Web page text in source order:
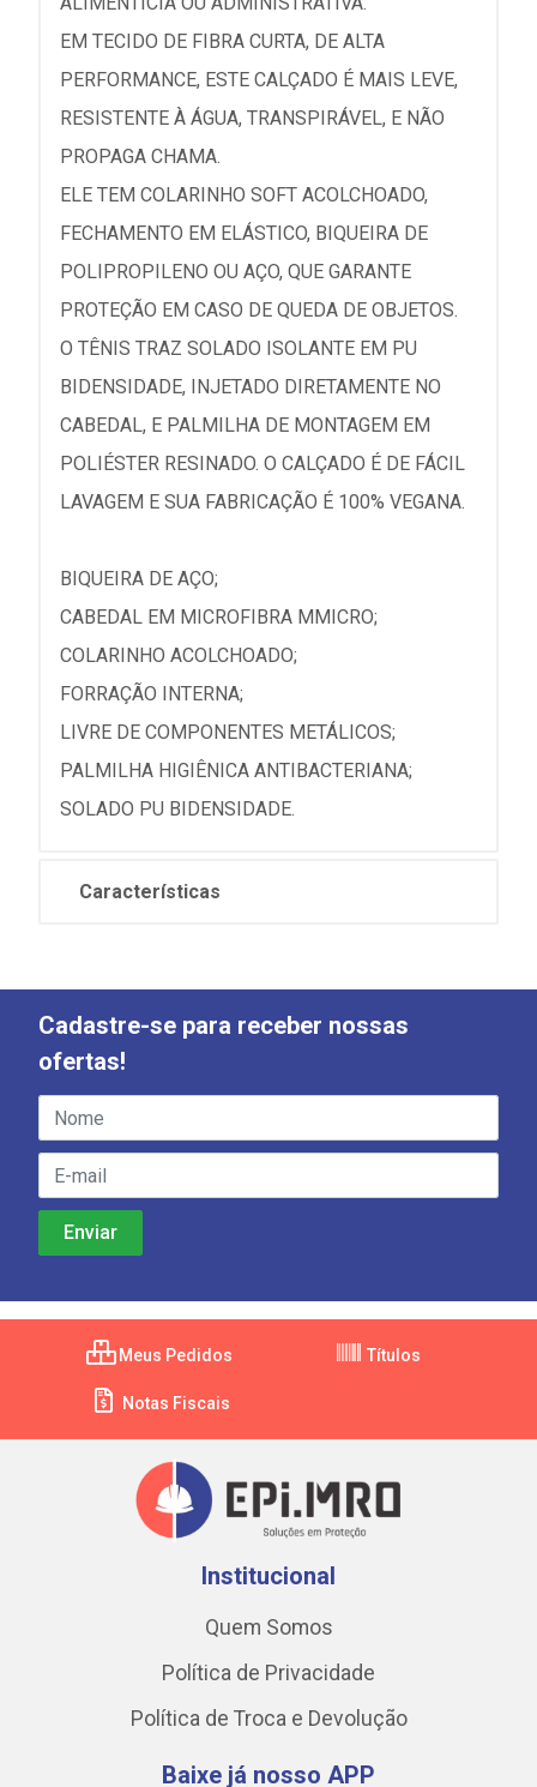
EM TECIDO DE FIBRA CURTA, DE ALTA
PERFORMANCE, ESTE CALÇADO É MAIS LEVE,
RESISTENTE À ÁGUA, TRANSPIRÁVEL, E NÃO
PROPAGA CHAMA.
ELE TEM COLARINHO SOFT ACOLCHOADO,
FECHAMENTO EM ELÁSTICO, BIQUEIRA DE
POLIPROPILENO OU AÇO, QUE GARANTE
PROTEÇÃO EM CASO DE QUEDA DE OBJETOS.
O TÊNIS TRAZ SOLADO ISOLANTE EM PU
BIDENSIDADE, INJETADO DIRETAMENTE NO
CABEDAL, E PALMILHA DE MONTAGEM EM
POLIÉSTER RESINADO. O CALÇADO É DE FÁCIL
LAVAGEM E SUA FABRICAÇÃO É 100% VEGANA.
BIQUEIRA DE AÇO;
CABEDAL EM MICROFIBRA MMICRO;
COLARINHO ACOLCHOADO;
FORRAÇÃO INTERNA;
LIVRE DE COMPONENTES METÁLICOS;
PALMILHA HIGIÊNICA ANTIBACTERIANA;
SOLADO PU BIDENSIDADE.
Características
Cadastre-se para receber nossas
ofertas!
Meus Pedidos Títulos
Notas Fiscais
Institucional
Quem Somos
Política de Privacidade
Política de Troca e Devolução
Baixe já nosso APP